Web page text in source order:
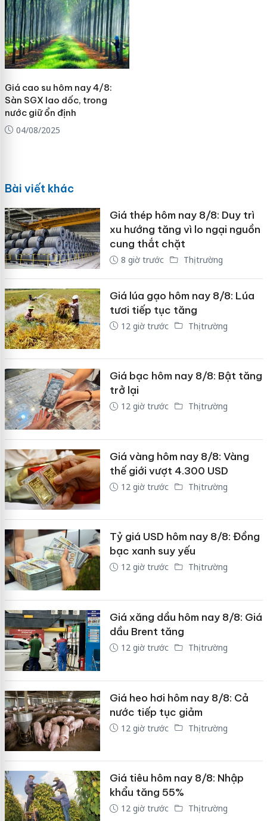
Giá cao su hôm nay 4/8:
Sàn SGX lao dốc, trong
nước giữ ổn định
04/08/2025
Bài viết khác
Giá thép hôm nay 8/8: Duy trì
xu hướng tăng vì lo ngại nguồn
cung thắt chặt
8 giờ trước Thị trường
Giá lúa gạo hôm nay 8/8: Lúa
tươi tiếp tục tăng
12 giờ trước Thị trường
Giá bạc hôm nay 8/8: Bật tăng
trở lại
12 giờ trước Thị trường
Giá vàng hôm nay 8/8: Vàng
thế giới vượt 4.300 USD
12 giờ trước Thị trường
Tỷ giá USD hôm nay 8/8: Đồng
bạc xanh suy yếu
12 giờ trước Thị trường
Giá xăng dầu hôm nay 8/8: Giá
dầu Brent tăng
12 giờ trước Thị trường
Giá heo hơi hôm nay 8/8: Cả
nước tiếp tục giảm
12 giờ trước Thị trường
Giá tiêu hôm nay 8/8: Nhập
khẩu tăng 55%
12 giờ trước Thị trường